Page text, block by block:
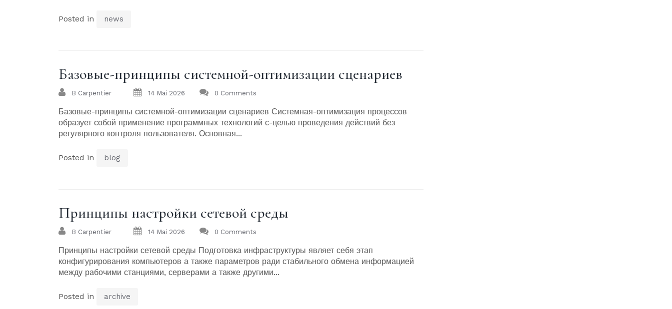
Posted in news
Базовые-принципы системной-оптимизации сценариев
B Carpentier 14 Mai 2026 0 Comments
Базовые-принципы системной-оптимизации сценариев Системная-оптимизация процессов
образует собой применение программных технологий с-целью проведения действий без
регулярного контроля пользователя. Основная...
Posted in blog
Принципы настройки сетевой среды
B Carpentier 14 Mai 2026 0 Comments
Принципы настройки сетевой среды Подготовка инфраструктуры являет себя этап
конфигурирования компьютеров а также параметров ради стабильного обмена информацией
между рабочими станциями, серверами а также другими...
Posted in archive